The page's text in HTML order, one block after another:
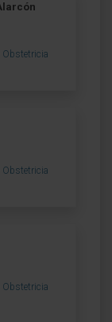
Obstetricia
Obstetricia
Obstetricia